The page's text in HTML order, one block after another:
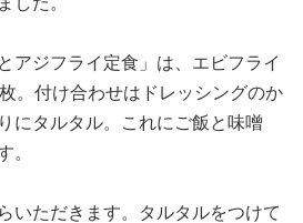
アジフライ定食」は、エビフライ
。付け合わせはドレッシングのか
にタルタル。これにご飯と味噌
。
いただきます。タルタルをつけて